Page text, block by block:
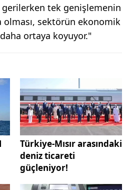
tek genişlemenin
olması, sektörün ekonomik
daha ortaya koyuyor."
Türkiye-Mısır arasındaki
deniz ticareti
güçleniyor!